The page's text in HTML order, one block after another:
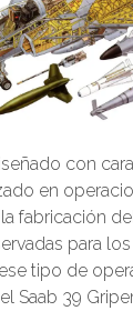
con
en
fabricación
para
tipo de
Saab 39